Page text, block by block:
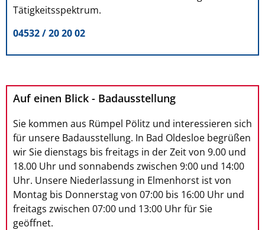
Tätigkeitsspektrum.
04532 / 20 20 02
Auf einen Blick - Badausstellung
Sie kommen aus Rümpel Pölitz und interessieren sich
für unsere Badausstellung. In Bad Oldesloe begrüßen
wir Sie dienstags bis freitags in der Zeit von 9.00 und
18.00 Uhr und sonnabends zwischen 9:00 und 14:00
Uhr. Unsere Niederlassung in Elmenhorst ist von
Montag bis Donnerstag von 07:00 bis 16:00 Uhr und
freitags zwischen 07:00 und 13:00 Uhr für Sie
geöffnet.